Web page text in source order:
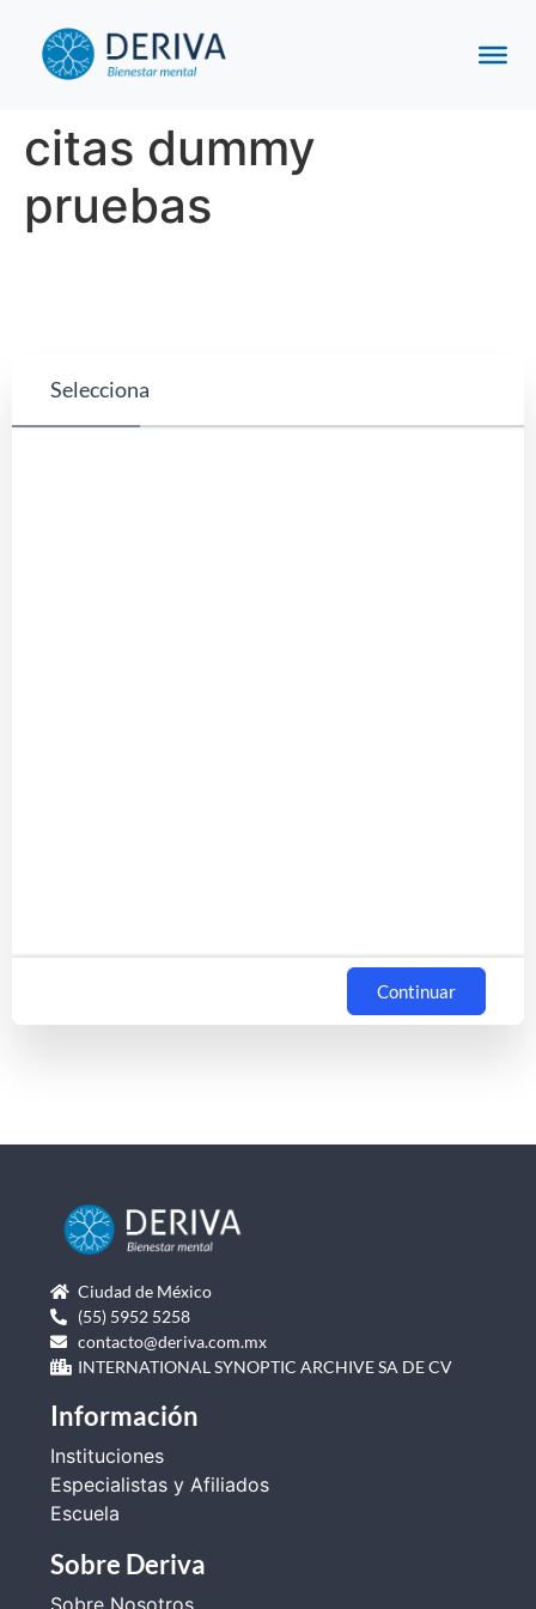
citas dummy
pruebas
Selecciona
Continuar
Ciudad de México
(55) 5952 5258
contacto@deriva.com.mx
INTERNATIONAL SYNOPTIC ARCHIVE SA DE CV
Información
Instituciones
Especialistas y Afiliados
Escuela
Sobre Deriva